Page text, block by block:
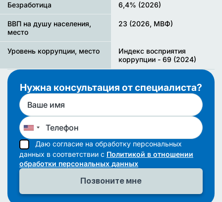
Безработица 6,4% (2026)
ВВП на душу населения,
место
23 (2026, МВФ)
Уровень коррупции, место
Индекс восприятия
коррупции - 69 (2024)
Нужна консультация от специалиста?
Даю согласие на обработку персональных
данных в соответствии с Политикой в отношении
обработки персональных данных